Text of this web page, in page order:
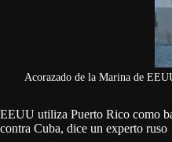
Acorazado de la Marina de
EEUU utiliza Puerto Rico como
contra Cuba, dice un experto ruso